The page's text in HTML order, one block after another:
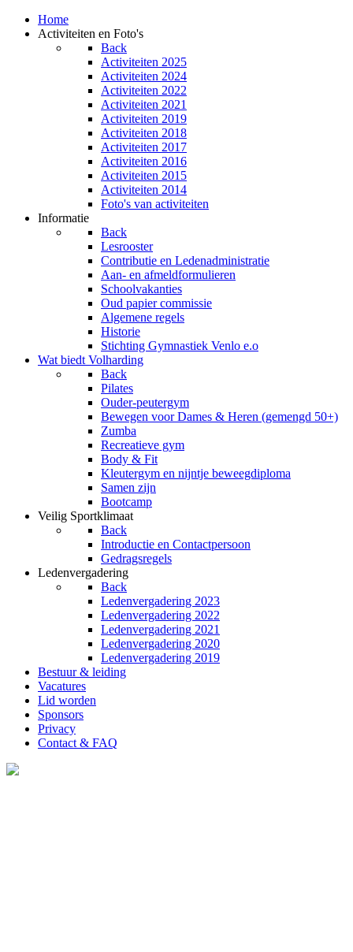
Home
Activiteiten en Foto's
Back
Activiteiten 2025
Activiteiten 2024
Activiteiten 2022
Activiteiten 2021
Activiteiten 2019
Activiteiten 2018
Activiteiten 2017
Activiteiten 2016
Activiteiten 2015
Activiteiten 2014
Foto's van activiteiten
Informatie
Back
Lesrooster
Contributie en Ledenadministratie
Aan- en afmeldformulieren
Schoolvakanties
Oud papier commissie
Algemene regels
Historie
Stichting Gymnastiek Venlo e.o
Wat biedt Volharding
Back
Pilates
Ouder-peutergym
Bewegen voor Dames & Heren (gemengd 50+)
Zumba
Recreatieve gym
Body & Fit
Kleutergym en nijntje beweegdiploma
Samen zijn
Bootcamp
Veilig Sportklimaat
Back
Introductie en Contactpersoon
Gedragsregels
Ledenvergadering
Back
Ledenvergadering 2023
Ledenvergadering 2022
Ledenvergadering 2021
Ledenvergadering 2020
Ledenvergadering 2019
Bestuur & leiding
Vacatures
Lid worden
Sponsors
Privacy
Contact & FAQ